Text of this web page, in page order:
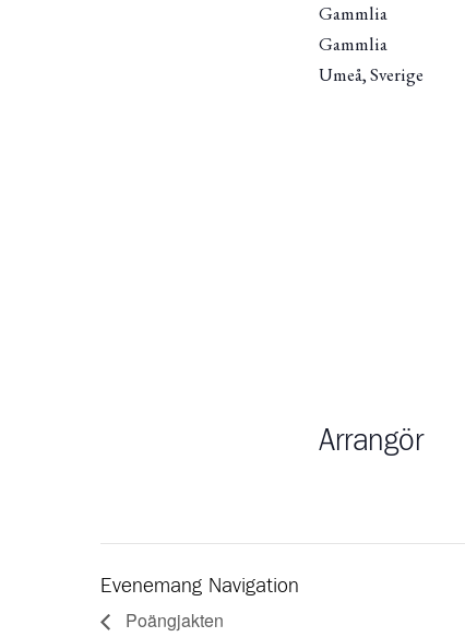
Gammlia
Gammlia
Umeå,Sverige
Arrangör
Evenemang Navigation
Poängjakten